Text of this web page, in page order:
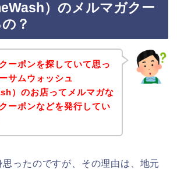
）のメルマガクー
？
ーポンを探していて思っ
サムウォッシュ
）のお店ってメルマガな
ーポンなどを発行してい
思ったのですが、その理由は、地元